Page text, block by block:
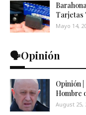
Tarjetas
Mayo 14,
🗣️Opinión
Opinión
Hombre
August 25,